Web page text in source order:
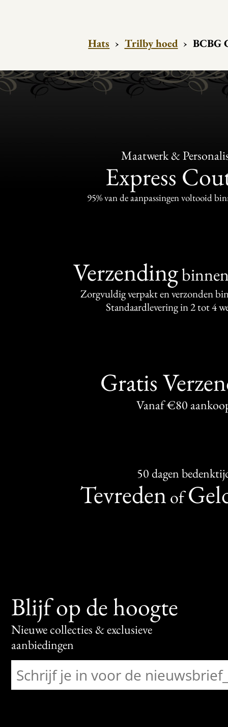
Hats › Trilby hoed › BCBG
Maatwerk &
Express
95% van de aanpassingen voltooid
Verzending
Zorgvuldig verpakt en verzonden
Standaardlevering in 2 tot 4
Gratis
Vanaf €80
50 dagen
Tevredenof
Blijf op de hoogte
Nieuwe collecties & exclusieve
aanbiedingen